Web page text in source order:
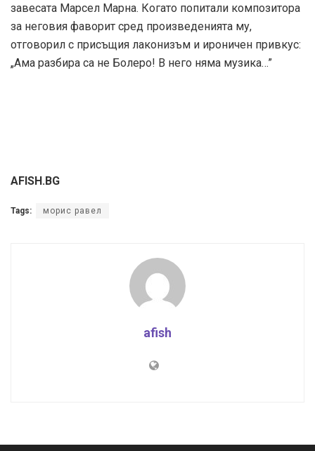
завесата Марсел Марна. Когато попитали композитора
за неговия фаворит сред произведенията му,
отговорил с присъщия лаконизъм и ироничен привкус:
„Ама разбира са не Болеро! В него няма музика…”
AFISH.BG
Tags: морис равел
afish